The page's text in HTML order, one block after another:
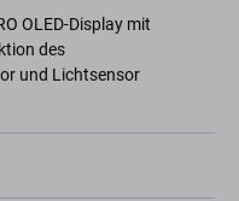
OLED-Display mit
des
und Lichtsensor